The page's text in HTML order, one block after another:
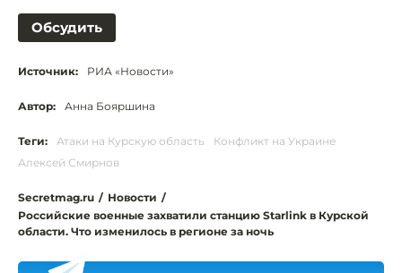
Обсудить
Источник: РИА «Новости»
Автор: Анна Бояршина
Теги: Атаки на Курскую область
Конфликт на Украине
Алексей Смирнов
Secretmag.ru / Новости /
Российские военные захватили станцию Starlink в Курской
области. Что изменилось в регионе за ночь